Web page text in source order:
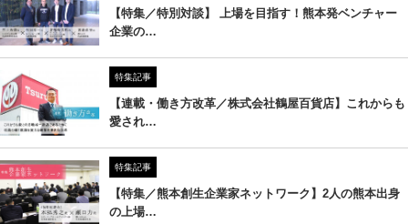
【特集／特別対談】 上場を目指す！熊本発ベンチャー
企業の…
特集記事
【連載・働き方改革／株式会社鶴屋百貨店】これからも
愛され…
特集記事
【特集／熊本創生企業家ネットワーク】2人の熊本出身
の上場…